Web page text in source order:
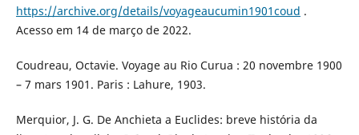
https://archive.org/details/voyageaucumin1901coud .
Acesso em 14 de março de 2022.
Coudreau, Octavie. Voyage au Rio Curua : 20 novembre 1900
– 7 mars 1901. Paris : Lahure, 1903.
Merquior, J. G. De Anchieta a Euclides: breve história da